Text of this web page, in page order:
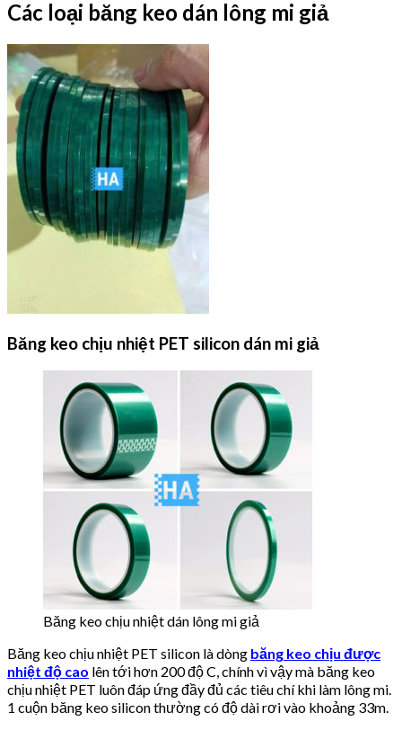
Các loại băng keo dán lông mi giả
Băng keo chịu nhiệt PET silicon dán mi giả
Băng keo chịu nhiệt dán lông mi giả
Băng keo chịu nhiệt PET silicon là dòng băng keo chịu được
nhiệt độ cao lên tới hơn 200 độ C, chính vì vậy mà băng keo
chịu nhiệt PET luôn đáp ứng đầy đủ các tiêu chí khi làm lông mi.
1 cuộn băng keo silicon thường có độ dài rơi vào khoảng 33m.